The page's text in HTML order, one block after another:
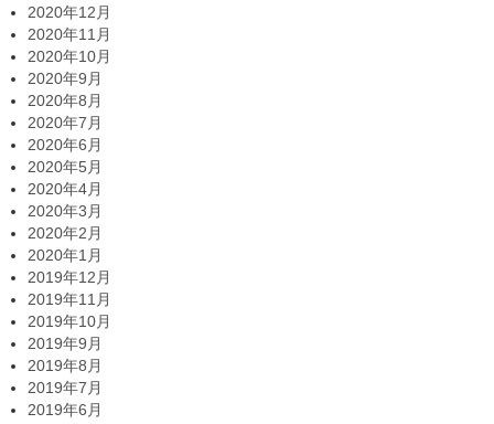
2020年12月
2020年11月
2020年10月
2020年9月
2020年8月
2020年7月
2020年6月
2020年5月
2020年4月
2020年3月
2020年2月
2020年1月
2019年12月
2019年11月
2019年10月
2019年9月
2019年8月
2019年7月
2019年6月